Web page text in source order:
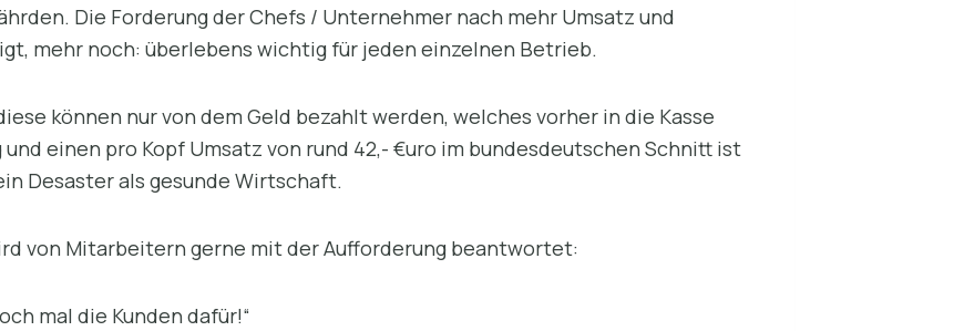
Die Forderung der Chefs / Unternehmer nach mehr Umsatz und
mehr noch: überlebens wichtig für jeden einzelnen Betrieb.
können nur von dem Geld bezahlt werden, welches vorher in die Kasse
einen pro Kopf Umsatz von rund 42,- €uro im bundesdeutschen Schnitt ist
Desaster als gesunde Wirtschaft.
von Mitarbeitern gerne mit der Aufforderung beantwortet:
mal die Kunden dafür!“